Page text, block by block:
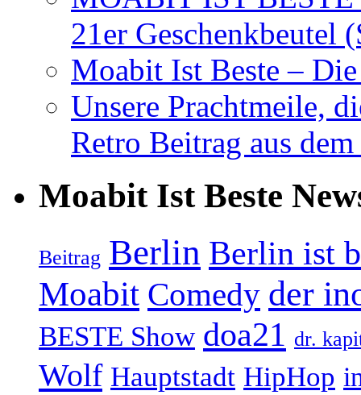
21er Geschenkbeutel
Moabit Ist Beste –
Unsere Prachtmeile,
Retro Beitrag aus
Moabit Ist Beste
Beitrag Berlin Berlin ist
Moabit Comedy der
BESTE Show doa21 dr.
Wolf Hauptstadt HipHop